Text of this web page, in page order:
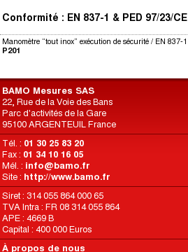
Conformité : EN 837-1 & PED 97/23/CE
Manomètre “tout inox” exécution de sécurité / EN 837-1
P201
BAMO Mesures SAS
22, Rue de la Voie des Bans
Parc d'activités de la Gare
95100 ARGENTEUIL France
Tél. : 01 30 25 83 20
Fax : 01 34 10 16 05
Mél. : info@bamo.fr
Site : http://www.bamo.fr
Siret : 314 055 864 000 65
TVA Intra : FR 08 314 055 864
APE : 4669 B
Capital : 400 000 Euros
À propos de nous